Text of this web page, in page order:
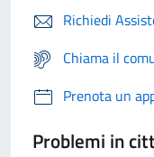
Richiedi
Chiama il
Prenota un
Problemi in